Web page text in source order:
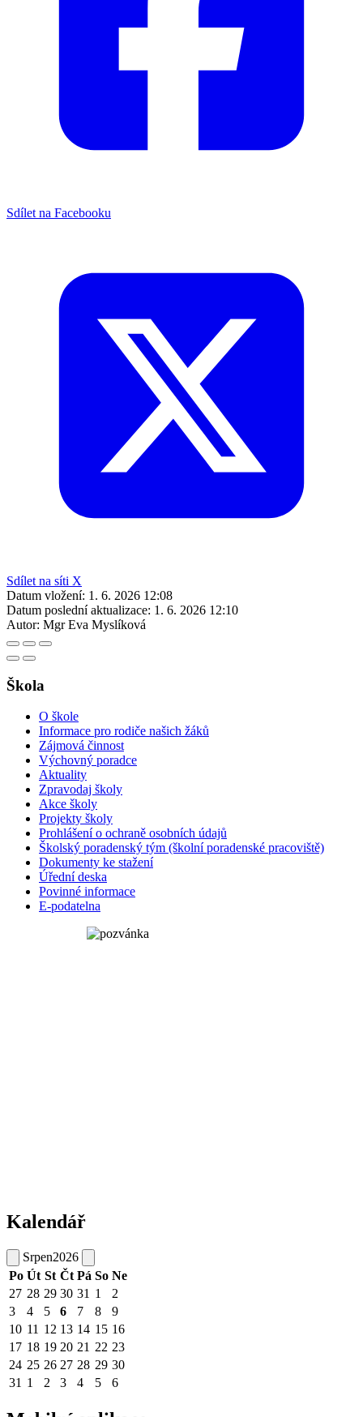
Sdílet na Facebooku
Sdílet na síti X
Datum vložení: 1. 6. 2026 12:08
Datum poslední aktualizace: 1. 6. 2026 12:10
Autor: Mgr Eva Myslíková
Škola
O škole
Informace pro rodiče našich žáků
Zájmová činnost
Výchovný poradce
Aktuality
Zpravodaj školy
Akce školy
Projekty školy
Prohlášení o ochraně osobních údajů
Školský poradenský tým (školní poradenské pracoviště)
Dokumenty ke stažení
Úřední deska
Povinné informace
E-podatelna
Kalendář
Srpen2026
Po Út St Čt Pá So Ne
27 28 29 30 31 1
2
3
4 5 6 7 8
9
10 11 12 13 14 15 16
17 18 19 20 21 22 23
24 25 26 27 28 29 30
31 1 2 3 4 5 6